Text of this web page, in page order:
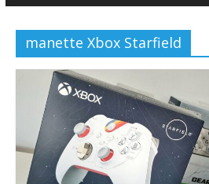
manette Xbox Starfield